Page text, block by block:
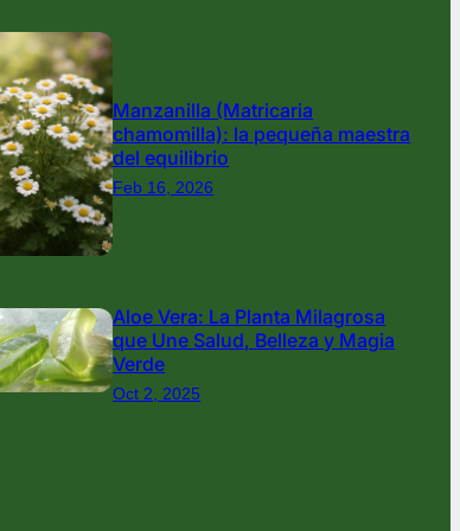
Manzanilla (Matricaria
chamomilla): la pequeña maestra
del equilibrio
Feb 16, 2026
Aloe Vera: La Planta Milagrosa
que Une Salud, Belleza y Magia
Verde
Oct 2, 2025